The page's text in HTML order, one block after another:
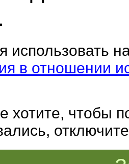
использовать
в отношении
хотите, чтобы